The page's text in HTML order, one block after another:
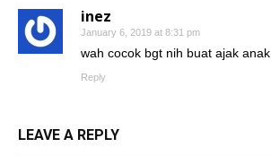
inez
January 6, 2019 at 8:31 pm
wah cocok bgt nih buat ajak anak
Reply
LEAVE A REPLY